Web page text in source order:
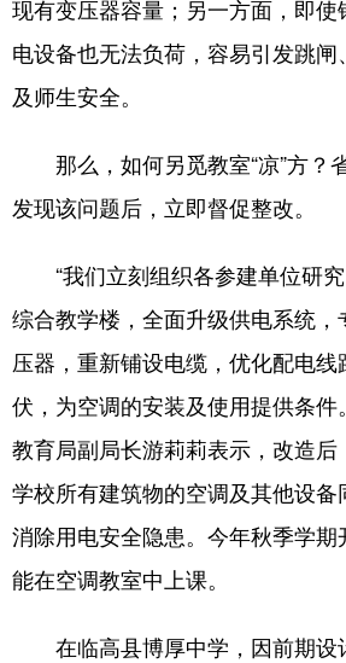
现有变压器容量；另一方面，即使
电设备也无法负荷，容易引发跳
及师生安全。
那么，如何另觅教室“凉”方？
发现该问题后，立即督促整改。
“我们立刻组织各参建单位研究
综合教学楼，全面升级供电系统
压器，重新铺设电缆，优化配电
伏，为空调的安装及使用提供条件
教育局副局长游莉莉表示，改造后
学校所有建筑物的空调及其他设
消除用电安全隐患。今年秋季学
能在空调教室中上课。
在临高县博厚中学，因前期设